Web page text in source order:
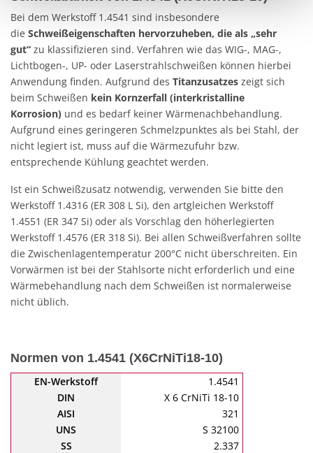
unserer Datenschutzerklärung oder durch Anklicken des
Datenschutz-Symbols am Ende der Seite widerrufen.
Bei dem Werkstoff 1.4541 sind insbesondere
die Schweißeigenschaften hervorzuheben, die als „sehr
gut“ zu klassifizieren sind. Verfahren wie das WIG-, MAG-,
Lichtbogen-, UP- oder Laserstrahlschweißen können hierbei
Anwendung finden. Aufgrund des Titanzusatzes zeigt sich
beim Schweißen kein Kornzerfall (interkristalline
Korrosion) und es bedarf keiner Wärmenachbehandlung.
Aufgrund eines geringeren Schmelzpunktes als bei Stahl, der
nicht legiert ist, muss auf die Wärmezufuhr bzw.
entsprechende Kühlung geachtet werden.
Ist ein Schweißzusatz notwendig, verwenden Sie bitte den
Werkstoff 1.4316 (ER 308 L Si), den artgleichen Werkstoff
1.4551 (ER 347 Si) oder als Vorschlag den höherlegierten
Werkstoff 1.4576 (ER 318 Si). Bei allen Schweißverfahren sollte
die Zwischenlagentemperatur 200°C nicht überschreiten. Ein
Vorwärmen ist bei der Stahlsorte nicht erforderlich und eine
Wärmebehandlung nach dem Schweißen ist normalerweise
nicht üblich.
Normen von 1.4541 (X6CrNiTi18-10)
EN-Werkstoff
1.4541
DIN
X 6 CrNiTi 18-10
AISI
321
UNS
S 32100
SS
2.337